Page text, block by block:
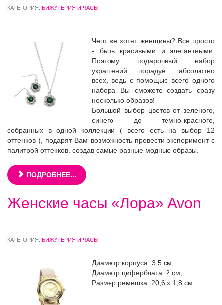
КАТЕГОРИЯ: БИЖУТЕРИЯ И ЧАСЫ
Чего же хотят женщины? Все просто
- быть красивыми и элегантными.
Поэтому подарочный набор
украшений порадует абсолютно
всех, ведь с помощью всего одного
набора Вы сможете создать сразу
несколько образов!
Большой выбор цветов от зеленого,
синего до темно-красного,
собранных в одной коллекции ( всего есть на выбор 12
оттенков ), подарят Вам возможность провести эксперимент с
палитрой оттенков, создав самые разные модные образы.
ПОДРОБНЕЕ...
Женские часы «Лора» Avon
КАТЕГОРИЯ: БИЖУТЕРИЯ И ЧАСЫ
Диаметр корпуса: 3,5 см;
Диаметр циферблата: 2 см;
Размер ремешка: 20,6 х 1,8 см.